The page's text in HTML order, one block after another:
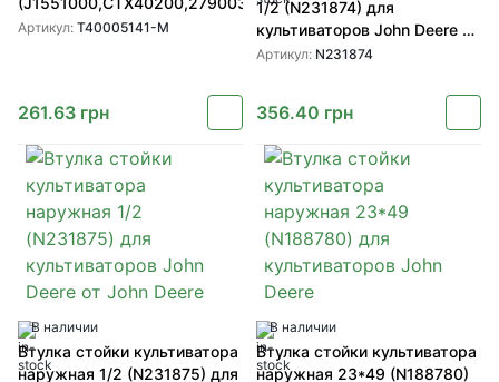
Артикул: T40005141-M
261.63 грн
1/2 (N231874) для
культиваторов John Deere от
John Deere
Артикул: N231874
356.40 грн
В наличии
Втулка стойки культиватора
наружная 1/2 (N231875) для
В наличии
Втулка стойки культиватора
наружная 23*49 (N188780)